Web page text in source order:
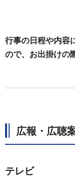
行事の日程や内容
ので、お出掛けの
広報・広聴
テレビ